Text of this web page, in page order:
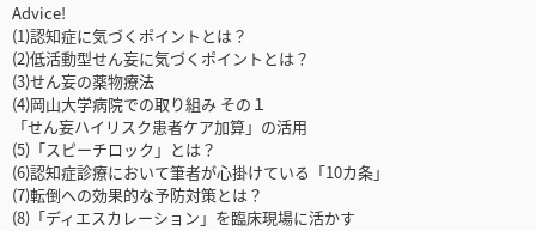
Advice!
(1)認知症に気づくポイントとは？
(2)低活動型せん妄に気づくポイントとは？
(3)せん妄の薬物療法
(4)岡山大学病院での取り組み その１
「せん妄ハイリスク患者ケア加算」の活用
(5)「スピーチロック」とは？
(6)認知症診療において筆者が心掛けている「10カ条」
(7)転倒への効果的な予防対策とは？
(8)「ディエスカレーション」を臨床現場に活かす